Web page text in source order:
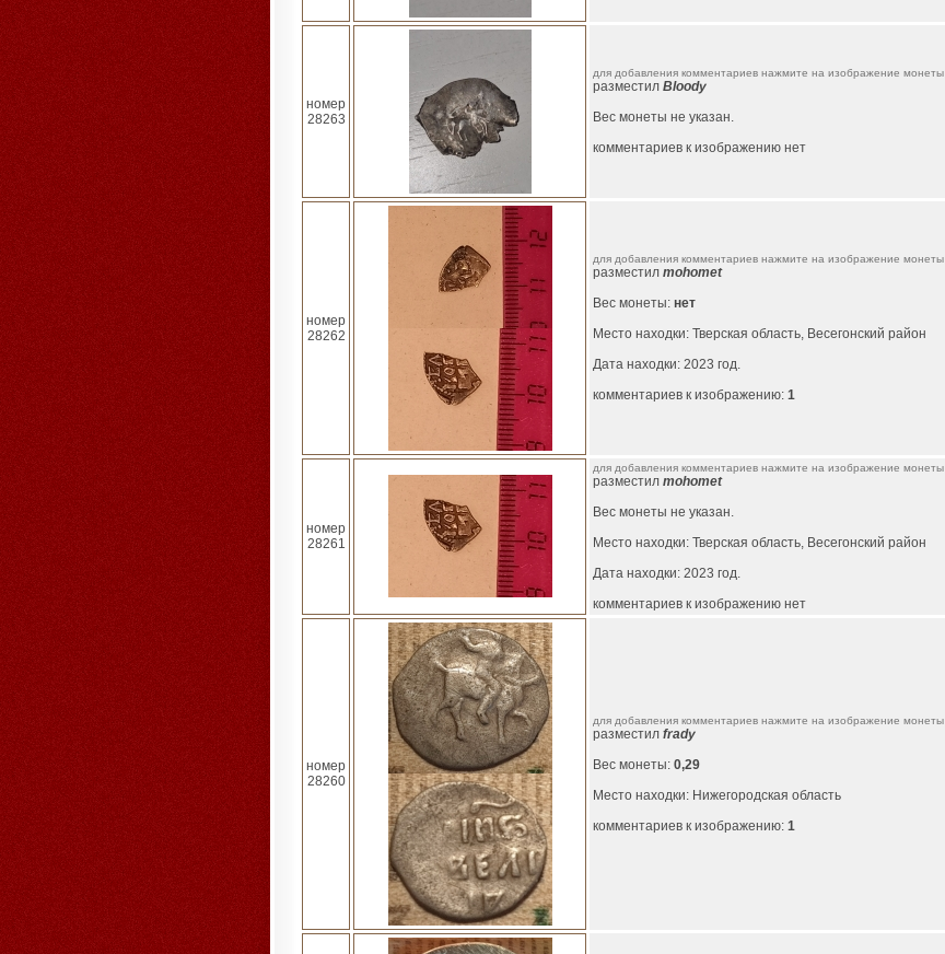
номер
28263
для добавления комментариев нажмите на изображение монеты
разместил Bloody
Вес монеты не указан.
комментариев к изображению нет
номер
28262
для добавления комментариев нажмите на изображение монеты
разместил mohomet
Вес монеты: нет
Место находки: Тверская область, Весегонский район
Дата находки: 2023 год.
комментариев к изображению: 1
номер
28261
для добавления комментариев нажмите на изображение монеты
разместил mohomet
Вес монеты не указан.
Место находки: Тверская область, Весегонский район
Дата находки: 2023 год.
комментариев к изображению нет
номер
28260
для добавления комментариев нажмите на изображение монеты
разместил frady
Вес монеты: 0,29
Место находки: Нижегородская область
комментариев к изображению: 1